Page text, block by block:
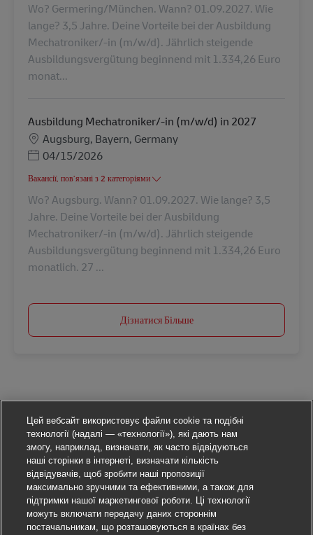
Wo? Germering/München. Wann? 01.09.2027. Wie
lange? 3,5 Jahre. Deine Vorteile bei der Ausbildung
Mechatroniker/-in (m/w/d). Jährlich steigende
Ausbildungsvergütung beginnend mit 1.334,26 Euro
monat...
Ausbildung Mechatroniker/-in (m/w/d) in 2027
Місцезнаходження
Augsburg, Bayern, Germany
Posted Date
04/15/2026
Вакансії, пов’язані з 2 категоріями
Wo? Augsburg. Wann? 01.09.2027. Wie lange? 3,5
Jahre. Deine Vorteile bei der Ausbildung
Mechatroniker/-in (m/w/d). Jährlich steigende
Ausbildungsvergütung beginnend mit 1.334,26 Euro
monatlich. 27 ...
Дізнатися Більше
Цей вебсайт використовує файли cookie та подібні
технології (надалі — «технології»), які дають нам
змогу, наприклад, визначати, як часто відвідуються
наші сторінки в інтернеті, визначати кількість
відвідувачів, щоб зробити наші пропозиції
максимально зручними та ефективними, а також для
підтримки нашої маркетингової роботи. Ці технології
можуть включати передачу даних стороннім
постачальникам, що розташовуються в країнах без